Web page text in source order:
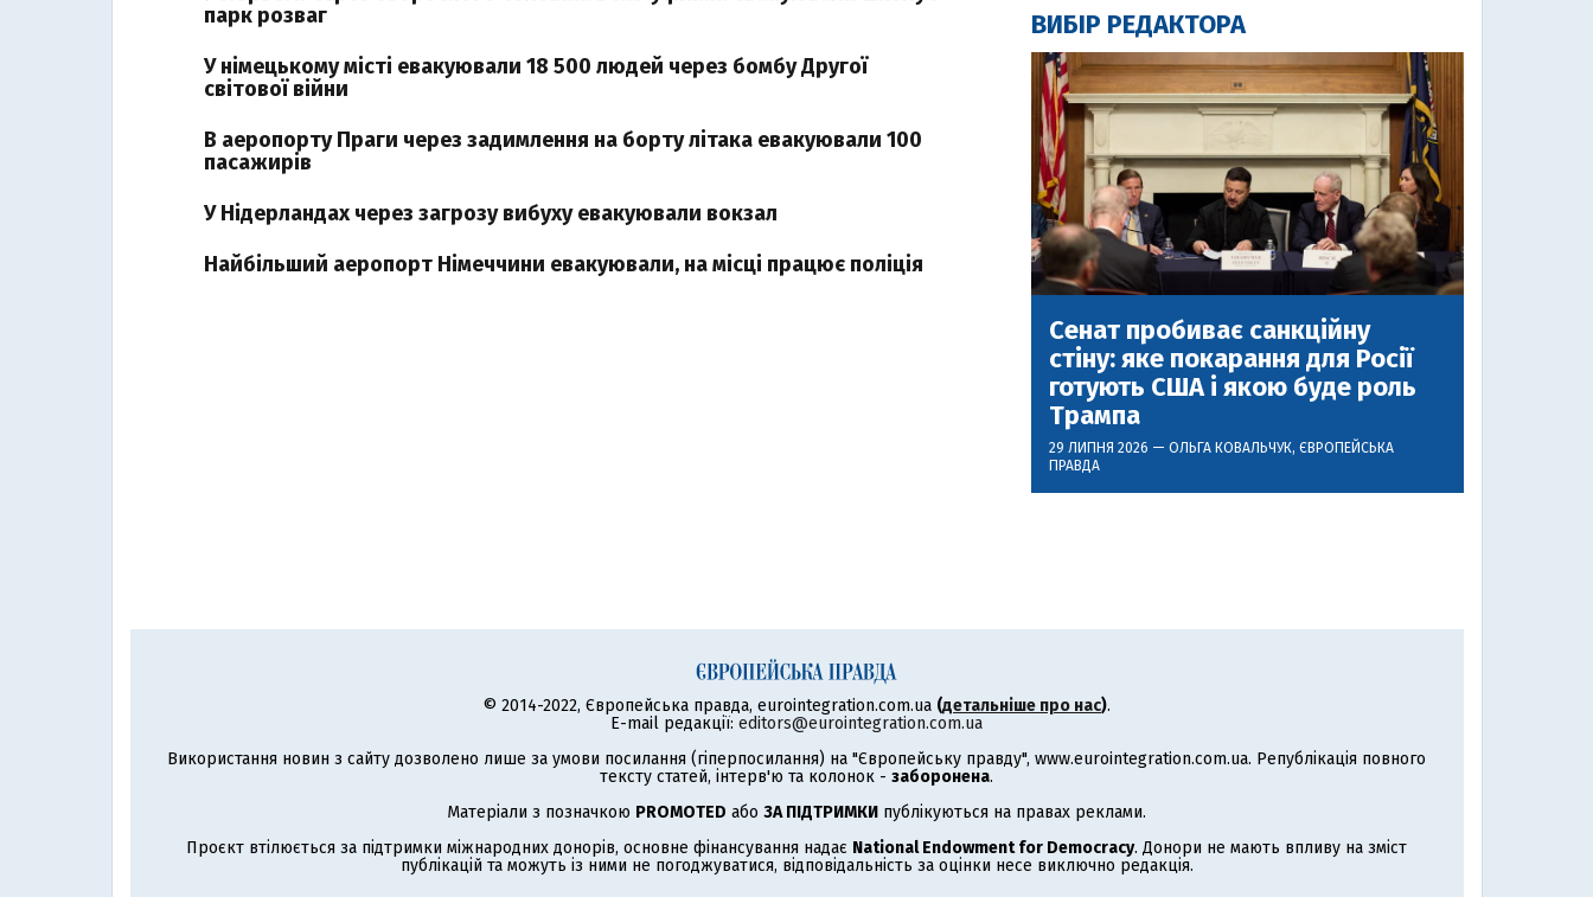
парк розваг
У німецькому місті евакуювали 18 500 людей через бомбу Другої
світової війни
В аеропорту Праги через задимлення на борту літака евакуювали 100
пасажирів
У Нідерландах через загрозу вибуху евакуювали вокзал
Найбільший аеропорт Німеччини евакуювали, на місці працює поліція
ВИБІР РЕДАКТОРА
Сенат пробиває санкційну
стіну: яке покарання для Росії
готують США і якою буде роль
Трампа
29 ЛИПНЯ 2026 — ОЛЬГА КОВАЛЬЧУК, ЄВРОПЕЙСЬКА
ПРАВДА
© 2014-2022, Європейська правда, eurointegration.com.ua (детальніше про нас).
E-mail редакції: editors@eurointegration.com.ua
Використання новин з сайту дозволено лише за умови посилання (гіперпосилання) на "Європейську правду", www.eurointegration.com.ua. Републікація повного
тексту статей, інтерв'ю та колонок - заборонена.
Матеріали з позначкою PROMOTED або ЗА ПІДТРИМКИ публікуються на правах реклами.
Проєкт втілюється за підтримки міжнародних донорів, основне фінансування надає National Endowment for Democracy. Донори не мають впливу на зміст
публікацій та можуть із ними не погоджуватися, відповідальність за оцінки несе виключно редакція.